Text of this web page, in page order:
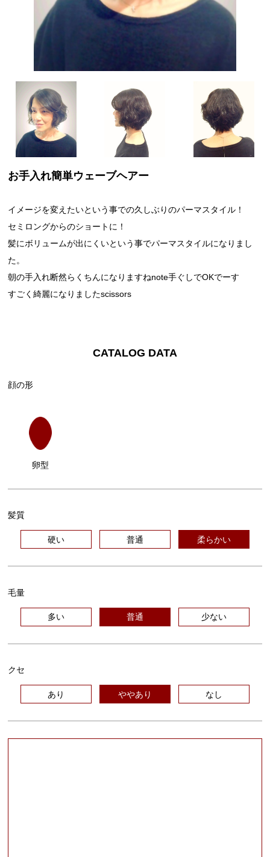
お手入れ簡単ウェーブヘアー
イメージを変えたいという事での久しぶりのパーマスタイル！
セミロングからのショートに！
髪にボリュームが出にくいという事でパーマスタイルになりまし
た。
朝の手入れ断然らくちんになりますねnote手ぐしでOKでーす
すごく綺麗になりましたscissors
CATALOG DATA
顔の形
卵型
髪質
硬い 普通 柔らかい
毛量
多い 普通 少ない
クセ
あり ややあり なし